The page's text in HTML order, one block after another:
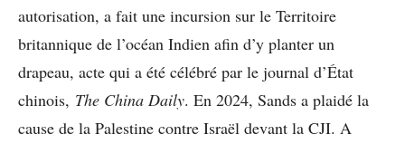
autorisation, a fait une incursion sur le Territoire
britannique de l’océan Indien afin d’y planter un
drapeau, acte qui a été célébré par le journal d’État
chinois, The China Daily. En 2024, Sands a plaidé la
cause de la Palestine contre Israël devant la CJI. A